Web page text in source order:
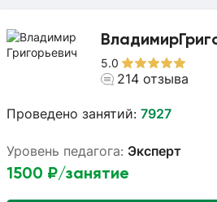
Владимир
5.0
214 отзыва
Проведено занятий: 7927
Уровень педагога: Эксперт
1500 ₽/занятие